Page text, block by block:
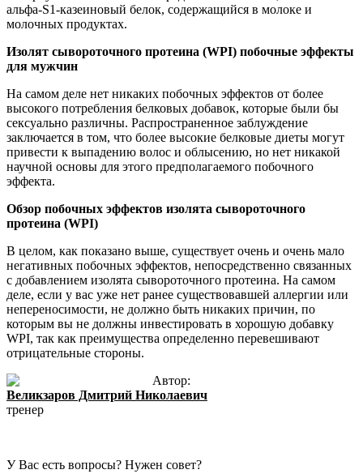
альфа-S1-казеиновый белок, содержащийся в молоке и
молочных продуктах.
Изолят сывороточного протеина (WPI) побочные эффекты
для мужчин
На самом деле нет никаких побочных эффектов от более
высокого потребления белковых добавок, которые были бы
сексуально различны. Распространенное заблуждение
заключается в том, что более высокие белковые диеты могут
привести к выпадению волос и облысению, но нет никакой
научной основы для этого предполагаемого побочного
эффекта.
Обзор побочных эффектов изолята сывороточного
протеина (WPI)
В целом, как показано выше, существует очень и очень мало
негативных побочных эффектов, непосредственно связанных
с добавлением изолята сывороточного протеина. На самом
деле, если у вас уже нет ранее существовавшей аллергии или
непереносимости, не должно быть никаких причин, по
которым вы не должны инвестировать в хорошую добавку
WPI, так как преимущества определенно перевешивают
отрицательные стороны.
Автор:
Великзаров Дмитрий Николаевич
тренер
У Вас есть вопросы? Нужен совет?